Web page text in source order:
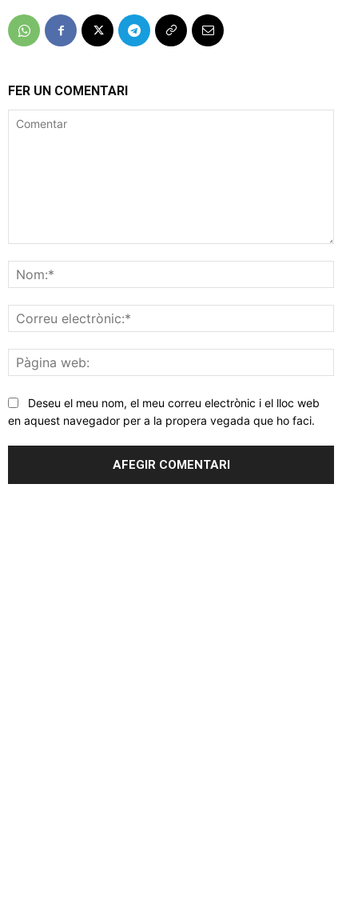
FER UN COMENTARI
web:
Deseu el meu nom, el meu correu electrònic i el lloc web
en aquest navegador per a la propera vegada que ho faci.